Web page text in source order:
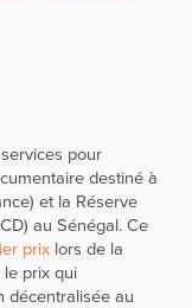
pour
destiné à
et la Réserve
au Sénégal. Ce
prix lors de la
le prix qui
décentralisée au